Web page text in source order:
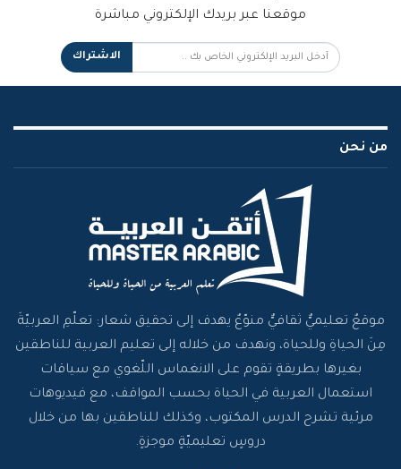
موقعنا عبر بريدك الإلكتروني مباشرة
الاشتراك
من نحن
موقعٌ تعليميٌّ ثقافيٌّ منوّعٌ يهدف إلى تحقيق شعار: تعلّمِ العربيّةَ
مِنَ الحياةِ وللحياة، ونهدف من خلاله إلى تعليم العربية للناطقين
بغيرها بطريقةٍ تقوم على الانغماس اللّغوي مع سياقات
استعمال العربية في الحياة بحسب المواقف، مع فيديوهات
مرئية تشرح الدرس المكتوب، وكذلك للناطقين بها من خلال
دروسٍ تعليميّةٍ موجزةٍ.